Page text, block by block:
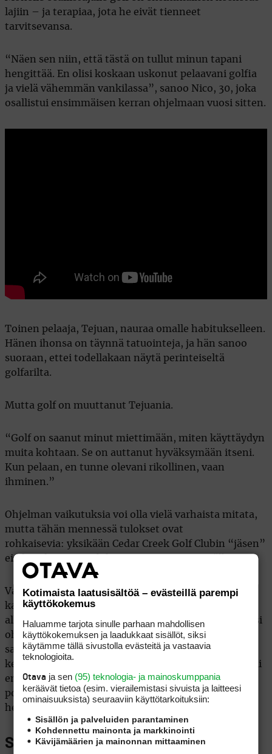
lajiin – ja terapiaa, jota he eivät tienneet
tarvitsevansa.
“Näen sen niin, että tästä on tullut minun tapani
hengittää. En olisi koskaan uskonut pelaavani golfia
ja vielä vähemmän vankilassa”, sanoo Nico, 30, joka
osallistui ensimmäisen kerran ohjelmaan vuosi sitten.
Toinen pelaaja, Tejuan, nauraa omalle habitukselleen.
Hänen ihonsa on täynnä tatuointeja, ja hän sanoo
suoraan, ettei todellakaan näytä perinteiseltä
golfarilta.
Mutta golf on muuttanut Tejuania.
“Golf on saanut minut miettimään, miten käyttäydyn
muita kohtaan. Se on auttanut hyväksymään itseni.
Kun pelaan, en tunne olevani rikollinen, vaan
ihminen.”
Ohjelman vaikutuksia voi olla vielä varhaista mitata,
mutta tähän mennessä tulokset ovat
rohkaisevia: yksikään Cedar Creek Golf Clubin “jäsen”
ei ole palannut vankilaan vapautumisensa jälkeen.
Vankien ja vartijoiden välinen yhteisöllisyys on
kasvanut, ja jopa ulkopuoliset golfkentät ovat
alkaneet kutsua ryhmää vierailulle. Viime kesänä viisi
ohjelmaan osallistunutta vankia pääsi vartijoiden
saattamana pelaamaan neljä reikää oikealla
kentällä, The Home Coursella Olympian lähellä. Se oli
ensimmäinen kerta, kun Cedar Creekin “golfklubi”
poistui muurien sisältä – ja jokaiselle osallistujalle
hetki, joka tuntui vapaudelta.
Sijoitus tulevaisuuteen
Kotimaista laatusisältöä – evästeillä parempi
käyttökokemus
Haluamme tarjota sinulle parhaan mahdollisen
käyttökokemuksen ja laadukkaat sisällöt, siksi
käytämme tällä sivustolla evästeitä ja vastaavia
teknologioita.
Otava ja sen (95) teknologia- ja mainoskumppania
keräävät tietoa (esim. vierailemis­tasi sivuista ja laitteesi
ominaisuuk­sista) seuraaviin käyttötarkoituksiin:
Sisällön ja palveluiden parantaminen
Kohdennettu mainonta ja markkinointi
Kävijämäärien ja mainonnan mittaaminen